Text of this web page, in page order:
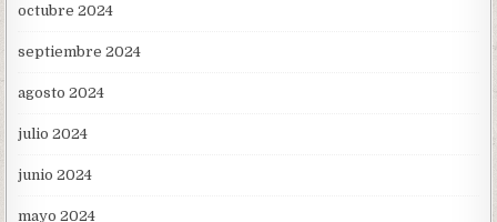
octubre 2024
septiembre 2024
agosto 2024
julio 2024
junio 2024
mayo 2024